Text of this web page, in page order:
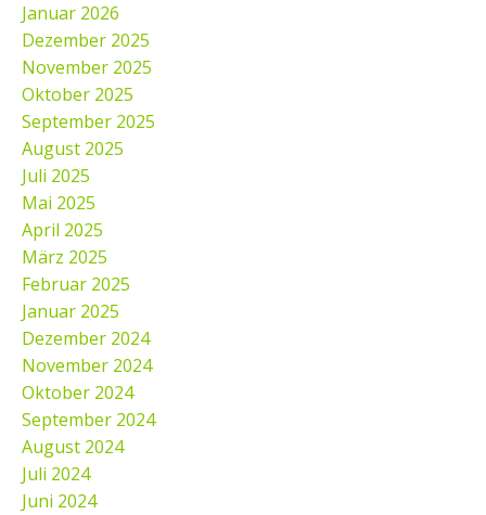
Januar 2026
Dezember 2025
November 2025
Oktober 2025
September 2025
August 2025
Juli 2025
Mai 2025
April 2025
März 2025
Februar 2025
Januar 2025
Dezember 2024
November 2024
Oktober 2024
September 2024
August 2024
Juli 2024
Juni 2024